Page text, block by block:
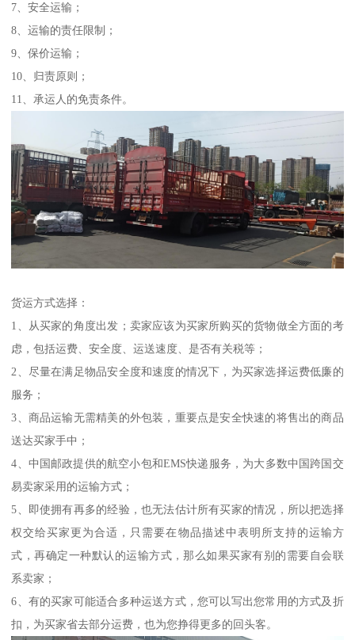
7、安全运输；
8、运输的责任限制；
9、保价运输；
10、归责原则；
11、承运人的免责条件。
货运方式选择：
1、从买家的角度出发；卖家应该为买家所购买的货物做全方面的考
虑，包括运费、安全度、运送速度、是否有关税等；
2、尽量在满足物品安全度和速度的情况下，为买家选择运费低廉的
服务；
3、商品运输无需精美的外包装，重要点是安全快速的将售出的商品
送达买家手中；
4、中国邮政提供的航空小包和EMS快递服务，为大多数中国跨国交
易卖家采用的运输方式；
5、即使拥有再多的经验，也无法估计所有买家的情况，所以把选择
权交给买家更为合适，只需要在物品描述中表明所支持的运输方
式，再确定一种默认的运输方式，那么如果买家有别的需要自会联
系卖家；
6、有的买家可能适合多种运送方式，您可以写出您常用的方式及折
扣，为买家省去部分运费，也为您挣得更多的回头客。